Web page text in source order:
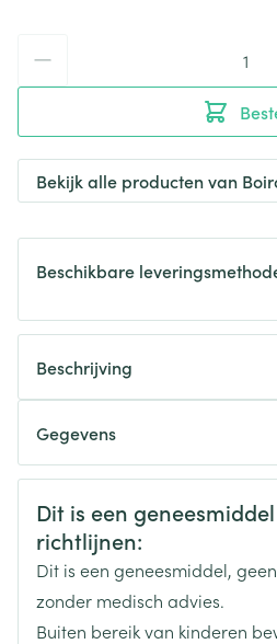
Bekijk alle producten van
Beschikbare
Beschrijving
Gegevens
CNK
3100435
Organisaties
Merken Boiron
Veiligheidsinformatie
Dit is een
richtlijnen:
Dit is een geneesmiddel,
zonder medisch advies.
Buiten bereik van kinderen